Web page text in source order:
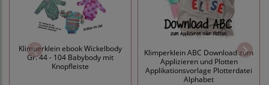
Klimperklein ebook Wickelbody
Gr. 44 - 104 Babybody mit
Knopfleiste
Klimperklein ABC Download zum
Applizieren und Plotten
Applikationsvorlage Plotterdatei
Alphabet